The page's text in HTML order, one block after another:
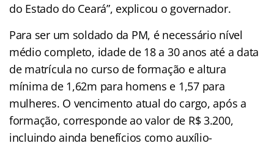
do Estado do Ceará”, explicou o governador.
Para ser um soldado da PM, é necessário nível
médio completo, idade de 18 a 30 anos até a data
de matrícula no curso de formação e altura
mínima de 1,62m para homens e 1,57 para
mulheres. O vencimento atual do cargo, após a
formação, corresponde ao valor de R$ 3.200,
incluindo ainda benefícios como auxílio-